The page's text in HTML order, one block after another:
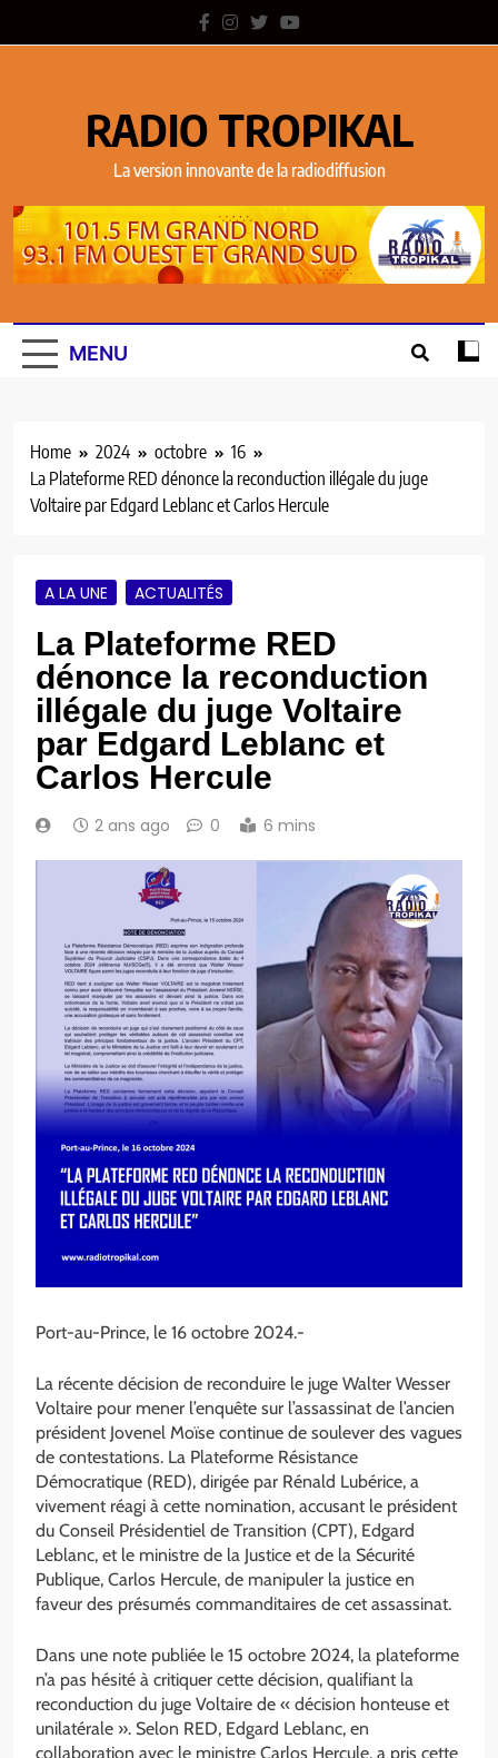
RADIO TROPIKAL
La version innovante de la radiodiffusion
MENU
Home 2024 octobre
16
La Plateforme RED dénonce la reconduction illégale du juge
Voltaire par Edgard Leblanc et Carlos Hercule
A LA UNE ACTUALITÉS
La Plateforme RED
dénonce la reconduction
illégale du juge Voltaire
par Edgard Leblanc et
Carlos Hercule
2 ans ago 0 6 mins
Port-au-Prince, le 16 octobre 2024.-
La récente décision de reconduire le juge Walter Wesser
Voltaire pour mener l’enquête sur l’assassinat de l’ancien
président Jovenel Moïse continue de soulever des vagues
de contestations. La Plateforme Résistance
Démocratique (RED), dirigée par Rénald Lubérice, a
vivement réagi à cette nomination, accusant le président
du Conseil Présidentiel de Transition (CPT), Edgard
Leblanc, et le ministre de la Justice et de la Sécurité
Publique, Carlos Hercule, de manipuler la justice en
faveur des présumés commanditaires de cet assassinat.
Dans une note publiée le 15 octobre 2024, la plateforme
n’a pas hésité à critiquer cette décision, qualifiant la
reconduction du juge Voltaire de « décision honteuse et
unilatérale ». Selon RED, Edgard Leblanc, en
collaboration avec le ministre Carlos Hercule, a pris cette